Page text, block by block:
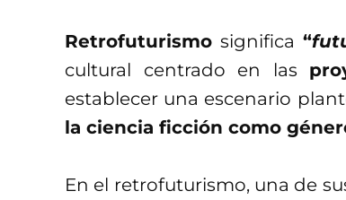
Retrofuturismo significa “
cultural centrado en las
establecer una escenario
la ciencia ficción como
En el retrofuturismo, una de